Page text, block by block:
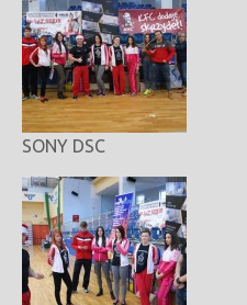
SONY DSC